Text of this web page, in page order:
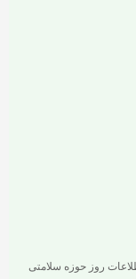
روز حوزه سلامتی